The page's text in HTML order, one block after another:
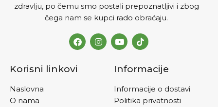
zdravlju, po čemu smo postali prepoznatljivi i zbog
čega nam se kupci rado obraćaju.
Korisni linkovi
Naslovna
O nama
Informacije
Informacije o dostavi
Politika privatnosti